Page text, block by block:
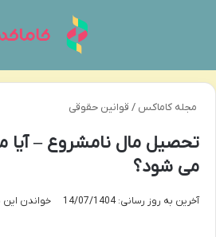
مجله کاماکس / قوانین حقوقی
تحصیل مال نامشروع – آیا
می شود؟
آخرین به روز رسانی: 14/07/1404 خواندن این مطلب 19